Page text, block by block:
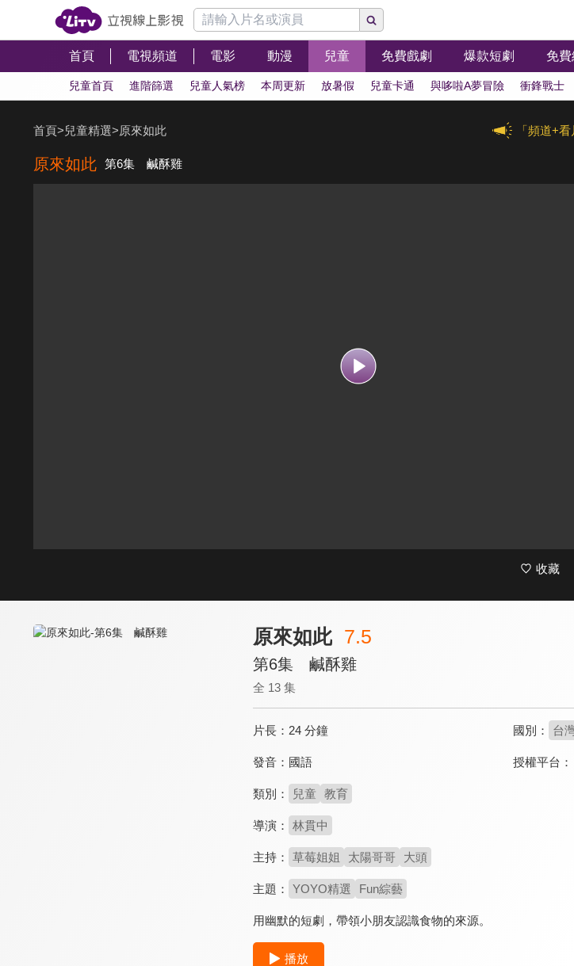
首頁 電視頻道 電影 動漫 兒童 免費戲劇 爆款短劇 免
兒童首頁 進階篩選 兒童人氣榜 本周更新 放暑假 兒童卡通 與哆啦A夢冒險 衝鋒戰士
「頻道+
首頁>兒童精選>原來如此
原來如此 第6集 鹹酥雞
收藏
原來如此 7.5
第6集 鹹酥雞
全 13 集
片長： 24 分鐘 國別： 台
發音： 國語 授權平台：
類別： 兒童 教育
導演： 林貫中
主持： 草莓姐姐 太陽哥哥 大頭
主題： YOYO精選 Fun綜藝
用幽默的短劇，帶領小朋友認識食物的來源。
播放